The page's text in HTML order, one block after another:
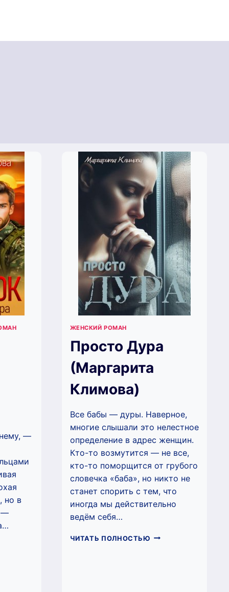
—
но в
—
ЖЕНСКИЙ РОМАН
Просто Дура
(Маргарита
Климова)
Все бабы — дуры. Наверное,
многие слышали это нелестное
определение в адрес женщин.
Кто-то возмутится — не все,
кто-то поморщится от грубого
словечка «баба», но никто не
станет спорить с тем, что
иногда мы действительно
ведём себя…
ЧИТАТЬ ПОЛНОСТЬЮ ПРОСТО